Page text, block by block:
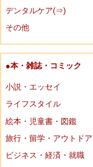
デンタルケア(⇒)
その他
●本・雑誌・コミック
小説・エッセイ
ライフスタイル
絵本・児童書・図鑑
旅行・留学・アウトドア
ビジネス・経済・就職